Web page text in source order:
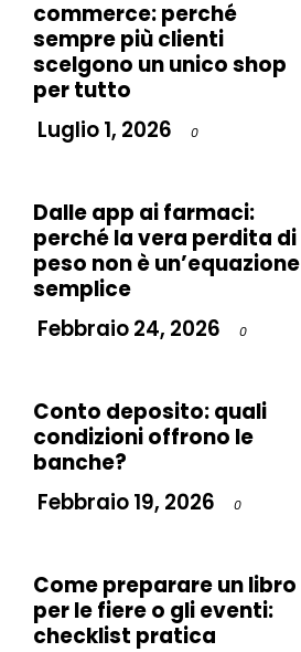
commerce: perché
sempre più clienti
scelgono un unico shop
per tutto
Luglio 1, 2026
0
Dalle app ai farmaci:
perché la vera perdita di
peso non è un’equazione
semplice
Febbraio 24, 2026
0
Conto deposito: quali
condizioni offrono le
banche?
Febbraio 19, 2026
0
Come preparare un libro
per le fiere o gli eventi:
checklist pratica